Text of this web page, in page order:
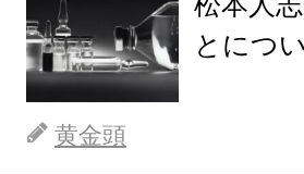
とにつ
黄金頭